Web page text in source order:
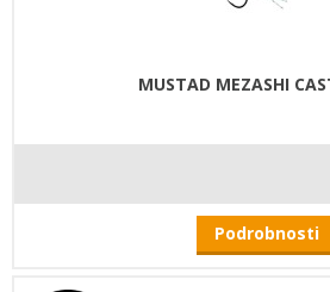
MUSTAD MEZASHI
Podrobnosti